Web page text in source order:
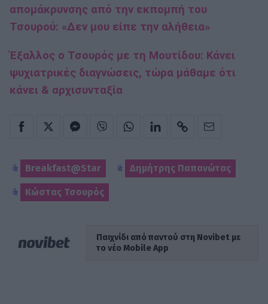
απομάκρυνσης από την εκπομπή του
Τσουρού: «Δεν μου είπε την αλήθεια»
Έξαλλος ο Τσουρός με τη Μουτίδου: Κάνει
ψυχιατρικές διαγνώσεις, τώρα μάθαμε ότι
κάνει & αρχισυνταξία
Breakfast@Star Δημήτρης Παπανώτας
Κώστας Τσουρός
Παιχνίδι από παντού στη Novibet με
το νέο Mobile App